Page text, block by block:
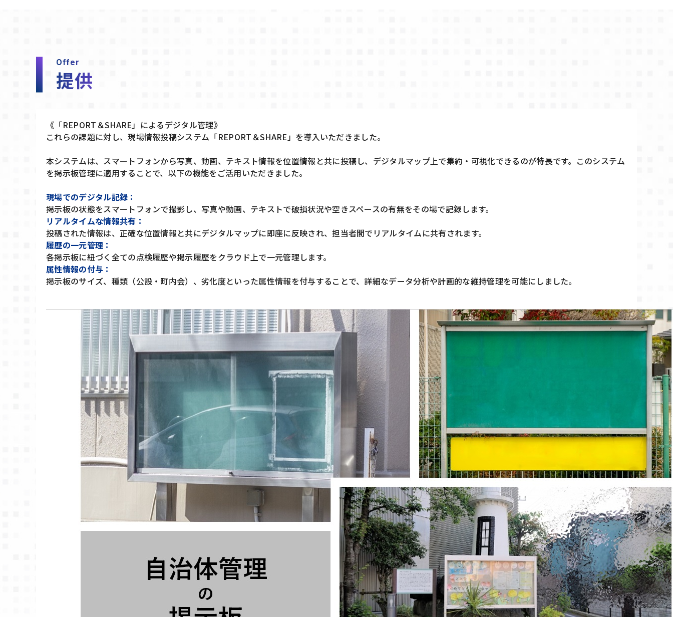
Offer
提供
《「REPORT＆SHARE」によるデジタル管理》
これらの課題に対し、現場情報投稿システム「REPORT＆SHARE」を導入いただきました。
本システムは、スマートフォンから写真、動画、テキスト情報を位置情報と共に投稿し、デジタルマップ上で集約・可視化できるのが特長です。このシステム
を掲示板管理に適用することで、以下の機能をご活用いただきました。
現場でのデジタル記録：
掲示板の状態をスマートフォンで撮影し、写真や動画、テキストで破損状況や空きスペースの有無をその場で記録します。
リアルタイムな情報共有：
投稿された情報は、正確な位置情報と共にデジタルマップに即座に反映され、担当者間でリアルタイムに共有されます。
履歴の一元管理：
各掲示板に紐づく全ての点検履歴や掲示履歴をクラウド上で一元管理します。
属性情報の付与：
掲示板のサイズ、種類（公設・町内会）、劣化度といった属性情報を付与することで、詳細なデータ分析や計画的な維持管理を可能にしました。